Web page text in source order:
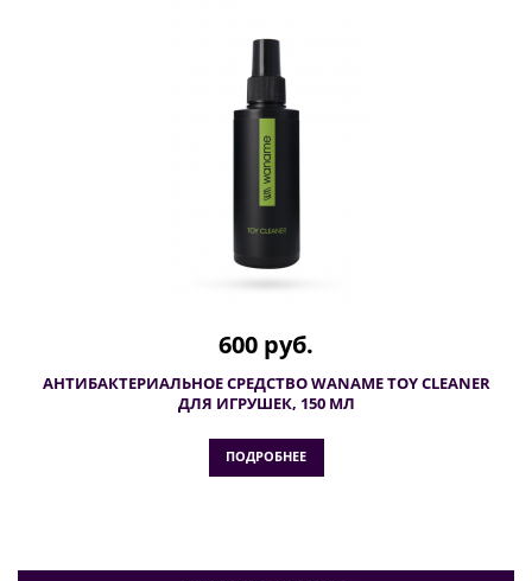
600 руб.
АНТИБАКТЕРИАЛЬНОЕ СРЕДСТВО WANAME TOY CLEANER
ДЛЯ ИГРУШЕК, 150 МЛ
ПОДРОБНЕЕ